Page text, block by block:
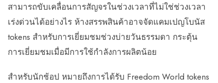
สามารถขับเคลื่อนการสัญจรในช่วงเวลาที่ไม่ใช่ช่วงเวลา
เร่งด่วนได้อย่างไร ห้างสรรพสินค้าอาจจัดแคมเปญโบนัส
tokens สำหรับการเยี่ยมชมช่วงบ่ายวันธรรมดา กระตุ้น
การเยี่ยมชมเมื่อมีการใช้กำลังการผลิตน้อย
สำหรับนักช้อป หมายถึงการได้รับ Freedom World tokens